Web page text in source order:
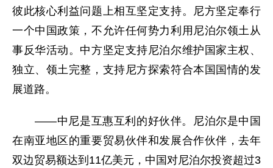
彼此核心利益问题上相互坚定支持。尼方坚定奉行
一个中国政策，不允许任何势力利用尼泊尔领土从
事反华活动。中方坚定支持尼泊尔维护国家主权、
独立、领土完整，支持尼方探索符合本国国情的发
展道路。
——中尼是互惠互利的好伙伴。尼泊尔是中国
在南亚地区的重要贸易伙伴和发展合作伙伴，去年
双边贸易额达到11亿美元，中国对尼泊尔投资超过3